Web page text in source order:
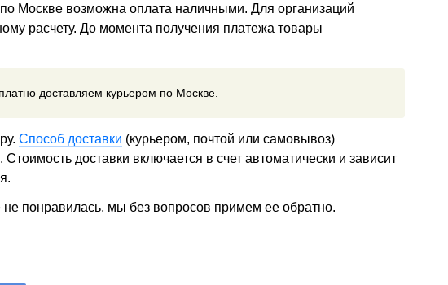
Москве возможна оплата наличными. Для организаций
расчету. До момента получения платежа товары
доставляем курьером по Москве.
Способ доставки (курьером, почтой или самовывоз)
доставки включается в счет автоматически и зависит
не понравилась, мы без вопросов примем ее обратно.